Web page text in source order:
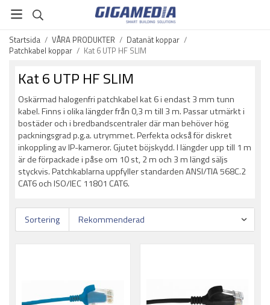
Startsida / VÅRA PRODUKTER / Datanät koppar /
Patchkabel koppar / Kat 6 UTP HF SLIM
Kat 6 UTP HF SLIM
Oskärmad halogenfri patchkabel kat 6 i endast 3 mm tunn
kabel. Finns i olika längder från 0,3 m till 3 m. Passar utmärkt i
bostäder och i bredbandscentraler där man behöver hög
packningsgrad p.g.a. utrymmet. Perfekta också för diskret
inkoppling av IP-kameror. Gjutet böjskydd. I längder upp till 1 m
är de förpackade i påse om 10 st, 2 m och 3 m längd säljs
styckvis. Patchkablarna uppfyller standarden ANSI/TIA 568C.2
CAT6 och ISO/IEC 11801 CAT6.
Sortering